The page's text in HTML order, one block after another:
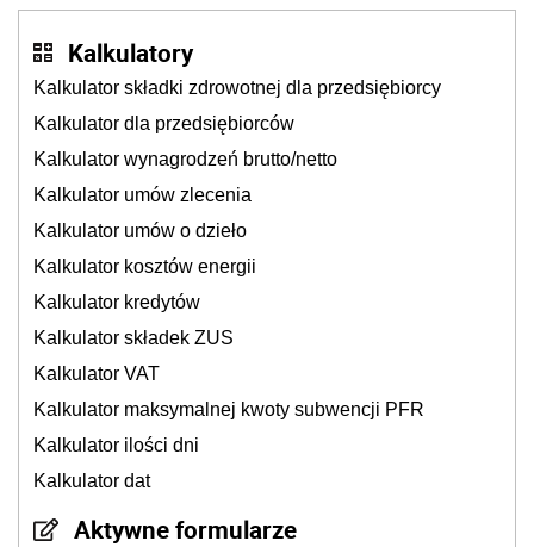
Kalkulatory
Kalkulator składki zdrowotnej dla przedsiębiorcy
Kalkulator dla przedsiębiorców
Kalkulator wynagrodzeń brutto/netto
Kalkulator umów zlecenia
Kalkulator umów o dzieło
Kalkulator kosztów energii
Kalkulator kredytów
Kalkulator składek ZUS
Kalkulator VAT
Kalkulator maksymalnej kwoty subwencji PFR
Kalkulator ilości dni
Kalkulator dat
Aktywne formularze